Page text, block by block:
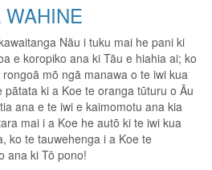
Nāu i tuku mai he pani ki
e koropiko ana ki Tāu e hiahia ai; ko
mō ngā manawa o te iwi kua
ki a Koe te oranga tūturu o Āu
ana e te iwi e kaimomotu ana kia
mai i a Koe he autō ki te iwi kua
ko te tauwehenga i a Koe te
ana ki Tō pono!